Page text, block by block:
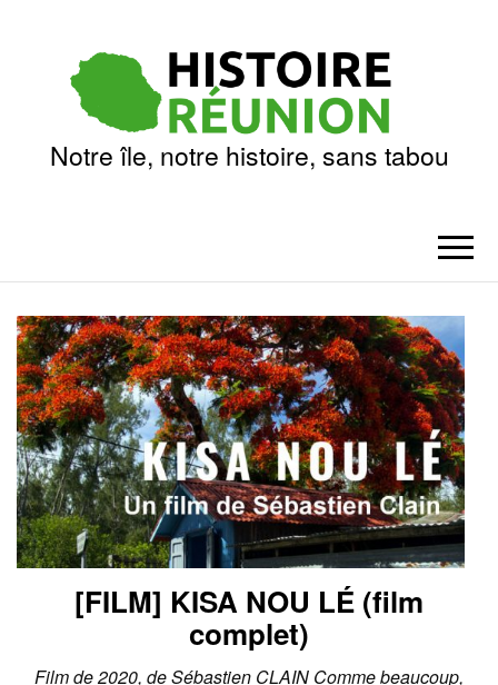
Notre île, notre histoire, sans tabou
[FILM] KISA NOU LÉ (film
complet)
Film de 2020, de Sébastien CLAIN Comme beaucoup,